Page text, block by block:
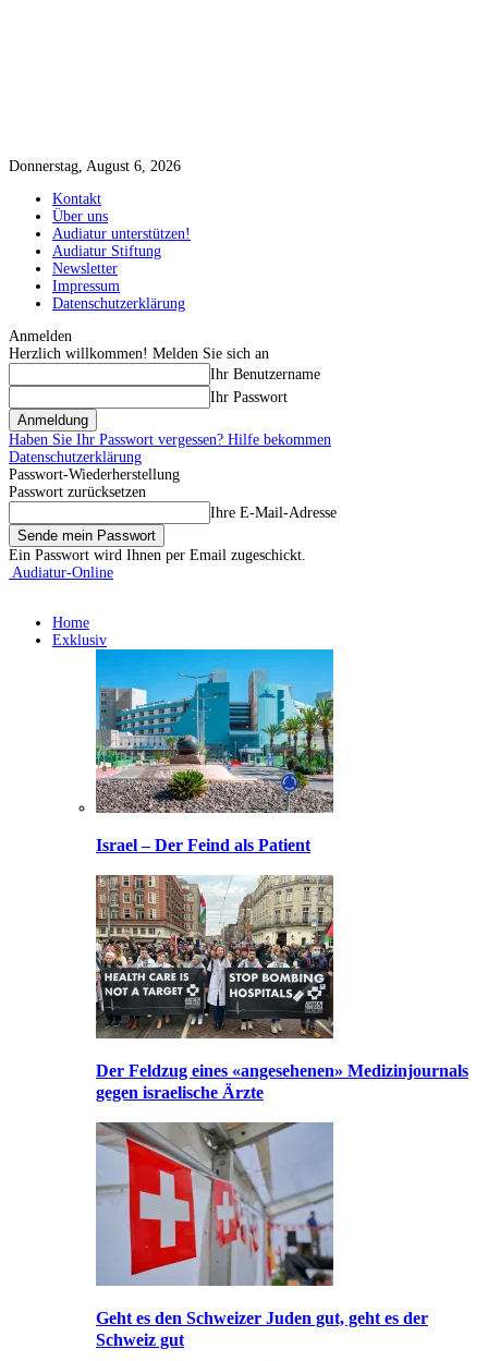
Donnerstag, August 6, 2026
Kontakt
Über uns
Audiatur unterstützen!
Audiatur Stiftung
Newsletter
Impressum
Datenschutzerklärung
Anmelden
Herzlich willkommen! Melden Sie sich an
Ihr Benutzername
Ihr Passwort
Haben Sie Ihr Passwort vergessen? Hilfe bekommen
Datenschutzerklärung
Passwort-Wiederherstellung
Passwort zurücksetzen
Ihre E-Mail-Adresse
Ein Passwort wird Ihnen per Email zugeschickt.
Audiatur-Online
Home
Exklusiv
Israel – Der Feind als Patient
Der Feldzug eines «angesehenen» Medizinjournals
gegen israelische Ärzte
Geht es den Schweizer Juden gut, geht es der
Schweiz gut